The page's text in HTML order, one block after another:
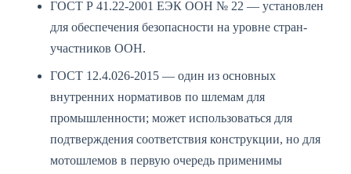
ГОСТ Р 41.22-2001 ЕЭК ООН № 22 — установлен
для обеспечения безопасности на уровне стран-
участников ООН.
ГОСТ 12.4.026-2015 — один из основных
внутренних нормативов по шлемам для
промышленности; может использоваться для
подтверждения соответствия конструкции, но для
мотошлемов в первую очередь применимы